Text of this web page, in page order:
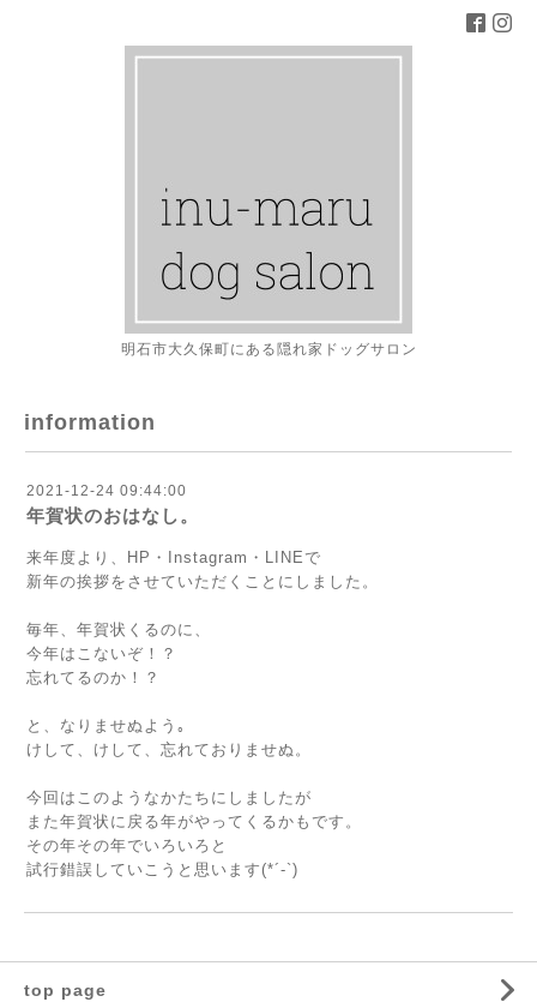
明石市大久保町にある隠れ家ドッグサロン
information
2021-12-24 09:44:00
年賀状のおはなし。
来年度より、HP・Instagram・LINEで
新年の挨拶をさせていただくことにしました。
毎年、年賀状くるのに、
今年はこないぞ！？
忘れてるのか！？
と、なりませぬよう｡
けして、けして、忘れておりませぬ。
今回はこのようなかたちにしましたが
また年賀状に戻る年がやってくるかもです。
その年その年でいろいろと
試行錯誤していこうと思います(*´-`)
top page